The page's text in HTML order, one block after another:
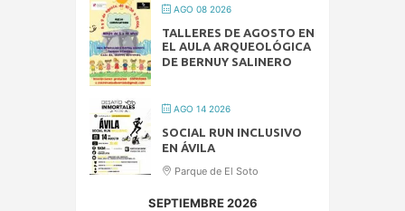
AGO 08 2026
TALLERES DE AGOSTO EN
EL AULA ARQUEOLÓGICA
DE BERNUY SALINERO
AGO 14 2026
SOCIAL RUN INCLUSIVO
EN ÁVILA
Parque de El Soto
SEPTIEMBRE 2026